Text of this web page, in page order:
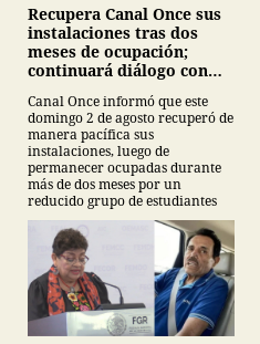
Recupera Canal Once sus
instalaciones tras dos
meses de ocupación;
continuará diálogo con
Canal Once informó que este
domingo 2 de agosto recuperó de
manera pacífica sus
instalaciones, luego de
permanecer ocupadas durante
más de dos meses por un
reducido grupo de estudiantes